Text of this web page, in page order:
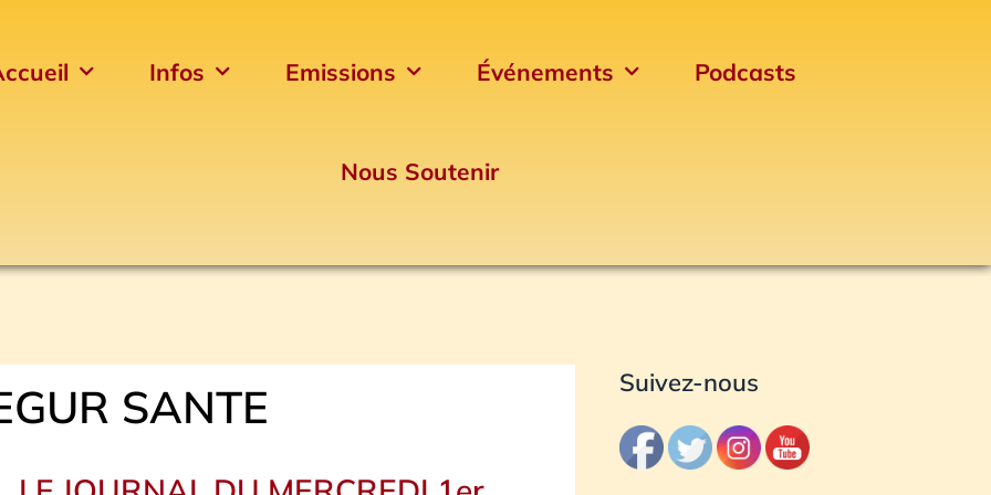
Infos Emissions Événements Podcasts
Nous Soutenir
SANTE Suivez-nous
Archives